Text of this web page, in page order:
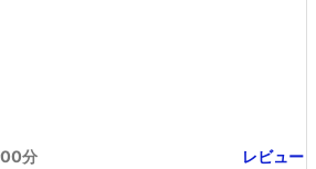
分 レビュー